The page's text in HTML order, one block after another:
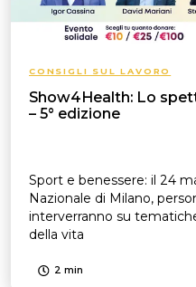
CONSIGLI SUL LAVORO
Show4Health: Lo
– 5° edizione
Sport e benessere: il 24
Nazionale di Milano,
interverranno su
della vita
2 min